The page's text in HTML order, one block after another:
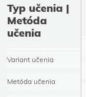
Typ učenia |
Metóda
učenia
Variant učenia
Metóda učenia